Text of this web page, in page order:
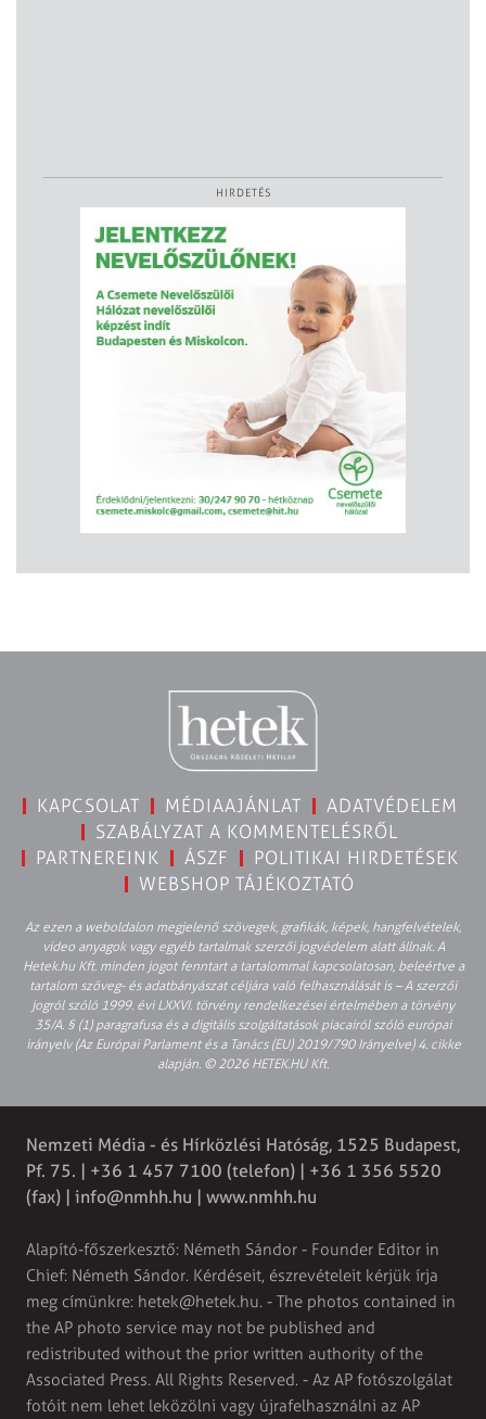
HIRDETÉS
KAPCSOLAT MÉDIAAJÁNLAT
ADATVÉDELEM
SZABÁLYZAT A KOMMENTELÉSRŐL
PARTNEREINK
ÁSZF
POLITIKAI HIRDETÉSEK
WEBSHOP TÁJÉKOZTATÓ
Az ezen a weboldalon megjelenő szövegek, grafikák, képek, hangfelvételek,
video anyagok vagy egyéb tartalmak szerzői jogvédelem alatt állnak. A
Hetek.hu Kft. minden jogot fenntart a tartalommal kapcsolatosan, beleértve a
tartalom szöveg- és adatbányászat céljára való felhasználását is – A szerzői
jogról szóló 1999. évi LXXVI. törvény rendelkezései értelmében a törvény
35/A. § (1) paragrafusa és a digitális szolgáltatások piacairól szóló európai
irányelv (Az Európai Parlament és a Tanács (EU) 2019/790 Irányelve) 4. cikke
alapján. © 2026 HETEK.HU Kft.
Nemzeti Média - és Hírközlési Hatóság, 1525 Budapest,
Pf. 75. | +36 1 457 7100 (telefon) | +36 1 356 5520
(fax) | info@nmhh.hu | www.nmhh.hu
Alapító-főszerkesztő: Németh Sándor - Founder Editor in
Chief: Németh Sándor. Kérdéseit, észrevételeit kérjük írja
meg címünkre: hetek@hetek.hu. - The photos contained in
the AP photo service may not be published and
redistributed without the prior written authority of the
Associated Press. All Rights Reserved. - Az AP fotószolgálat
fotóit nem lehet leközölni vagy újrafelhasználni az AP